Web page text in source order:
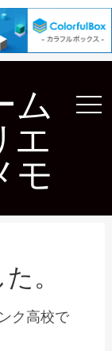
ム
エ
モ
。
ク高校で